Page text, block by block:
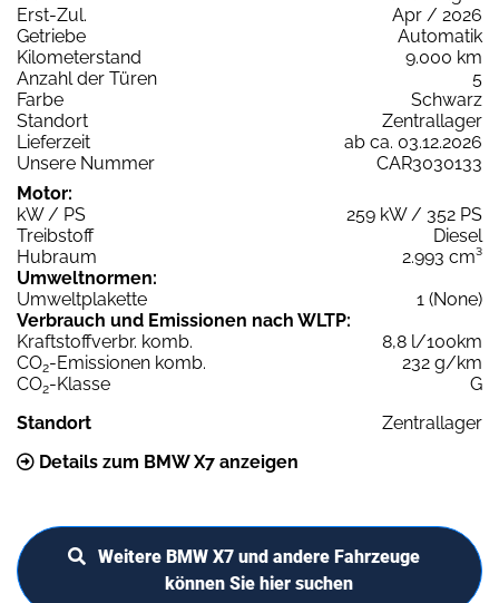
Erst-Zul.
Apr / 2026
Getriebe
Automatik
Kilometerstand
9.000 km
Anzahl der Türen
5
Farbe
Schwarz
Standort
Zentrallager
Lieferzeit
ab ca. 03.12.2026
Unsere Nummer
CAR3030133
Motor:
kW / PS
259 kW / 352 PS
Treibstoff
Diesel
Hubraum
2.993 cm³
Umweltnormen:
Umweltplakette
1 (None)
Verbrauch und Emissionen nach WLTP:
Kraftstoffverbr. komb.
8,8 l/100km
CO2-Emissionen komb.
232 g/km
CO2-Klasse
G
Standort
Zentrallager
Details zum BMW X7 anzeigen
Weitere BMW X7 und andere Fahrzeuge
können Sie hier suchen